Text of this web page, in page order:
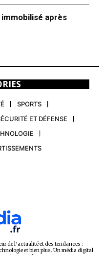
après
SPORTS
ET DÉFENSE
de l’actualité et des tendances :
et bien plus. Un média digital